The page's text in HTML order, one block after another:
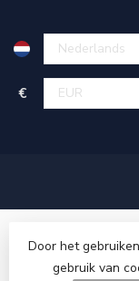
€
Door het
gebruik van